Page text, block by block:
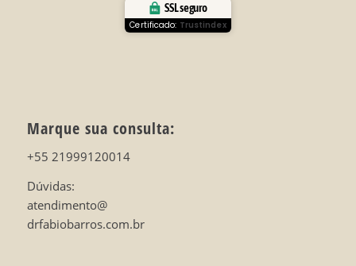
SSL seguro
Certificado: Trustindex
Marque sua consulta:
+55 21999120014
Dúvidas:
atendimento@
drfabiobarros.com.br